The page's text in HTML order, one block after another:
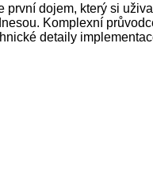
první dojem, který si
Komplexní
detaily